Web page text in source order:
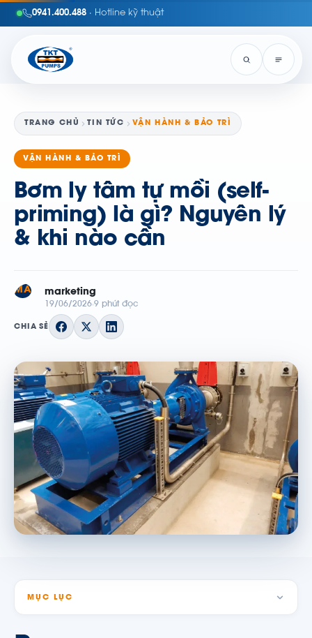
0941.400.488 · Hotline kỹ thuật
TRANG CHỦ TIN TỨC VẬN HÀNH & BẢO TRÌ
VẬN HÀNH & BẢO TRÌ
Bơm ly tâm tự mồi (self-
priming) là gì? Nguyên lý
& khi nào cần
MA marketing
19/06/2026 9 phút đọc
CHIA SẺ
MỤC LỤC